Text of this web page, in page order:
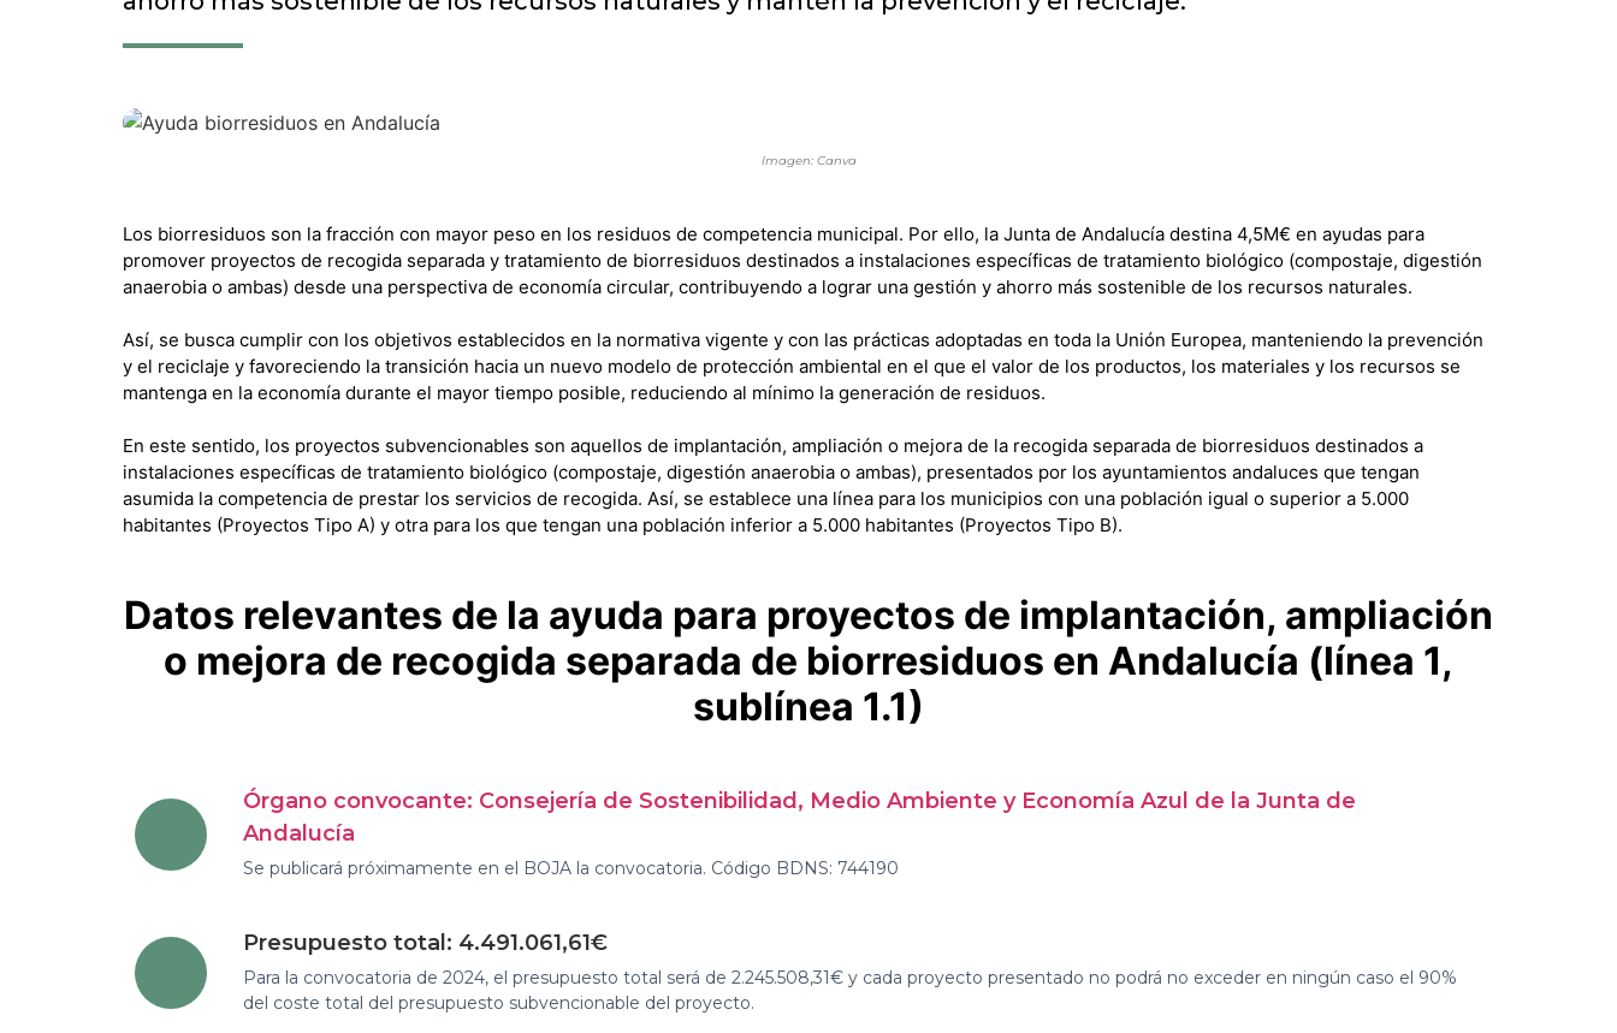
Imagen: Canva
Los biorresiduos son la fracción con mayor peso en los residuos de competencia municipal. Por ello, la Junta de Andalucía destina 4,5M€ en ayudas para
promover proyectos de recogida separada y tratamiento de biorresiduos destinados a instalaciones específicas de tratamiento biológico (compostaje, digestión
anaerobia o ambas) desde una perspectiva de economía circular, contribuyendo a lograr una gestión y ahorro más sostenible de los recursos naturales.
Así, se busca cumplir con los objetivos establecidos en la normativa vigente y con las prácticas adoptadas en toda la Unión Europea, manteniendo la prevención
y el reciclaje y favoreciendo la transición hacia un nuevo modelo de protección ambiental en el que el valor de los productos, los materiales y los recursos se
mantenga en la economía durante el mayor tiempo posible, reduciendo al mínimo la generación de residuos.
En este sentido, los proyectos subvencionables son aquellos de implantación, ampliación o mejora de la recogida separada de biorresiduos destinados a
instalaciones específicas de tratamiento biológico (compostaje, digestión anaerobia o ambas), presentados por los ayuntamientos andaluces que tengan
asumida la competencia de prestar los servicios de recogida. Así, se establece una línea para los municipios con una población igual o superior a 5.000
habitantes (Proyectos Tipo A) y otra para los que tengan una población inferior a 5.000 habitantes (Proyectos Tipo B).
Datos relevantes de la ayuda para proyectos de implantación, ampliación
o mejora de recogida separada de biorresiduos en Andalucía (línea 1,
sublínea 1.1)
Órgano convocante: Consejería de Sostenibilidad, Medio Ambiente y Economía Azul de la Junta de
Andalucía
Se publicará próximamente en el BOJA la convocatoria. Código BDNS: 744190
Presupuesto total: 4.491.061,61€
Para la convocatoria de 2024, el presupuesto total será de 2.245.508,31€ y cada proyecto presentado no podrá no exceder en ningún caso el 90%
del coste total del presupuesto subvencionable del proyecto.